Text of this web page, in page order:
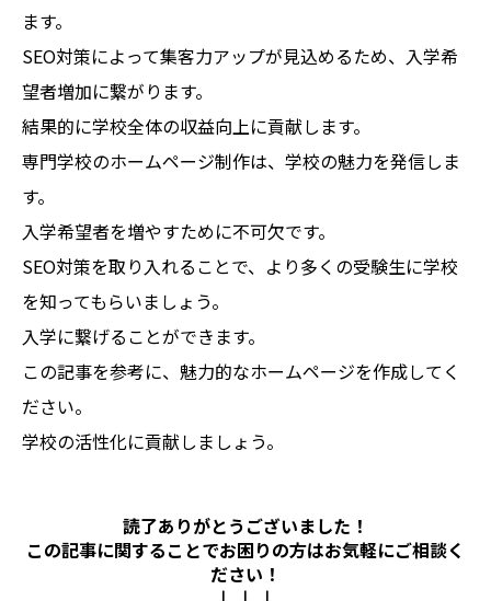
ます。
SEO対策によって集客力アップが見込めるため、入学希
望者増加に繋がります。
結果的に学校全体の収益向上に貢献します。
専門学校のホームページ制作は、学校の魅力を発信しま
す。
入学希望者を増やすために不可欠です。
SEO対策を取り入れることで、より多くの受験生に学校
を知ってもらいましょう。
入学に繋げることができます。
この記事を参考に、魅力的なホームページを作成してく
ださい。
学校の活性化に貢献しましょう。
読了ありがとうございました！
この記事に関することでお困りの方はお気軽にご相談く
ださい！